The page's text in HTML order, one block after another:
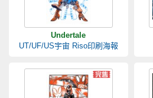
Undertale
UT/UF/US宇宙 Riso印刷海報